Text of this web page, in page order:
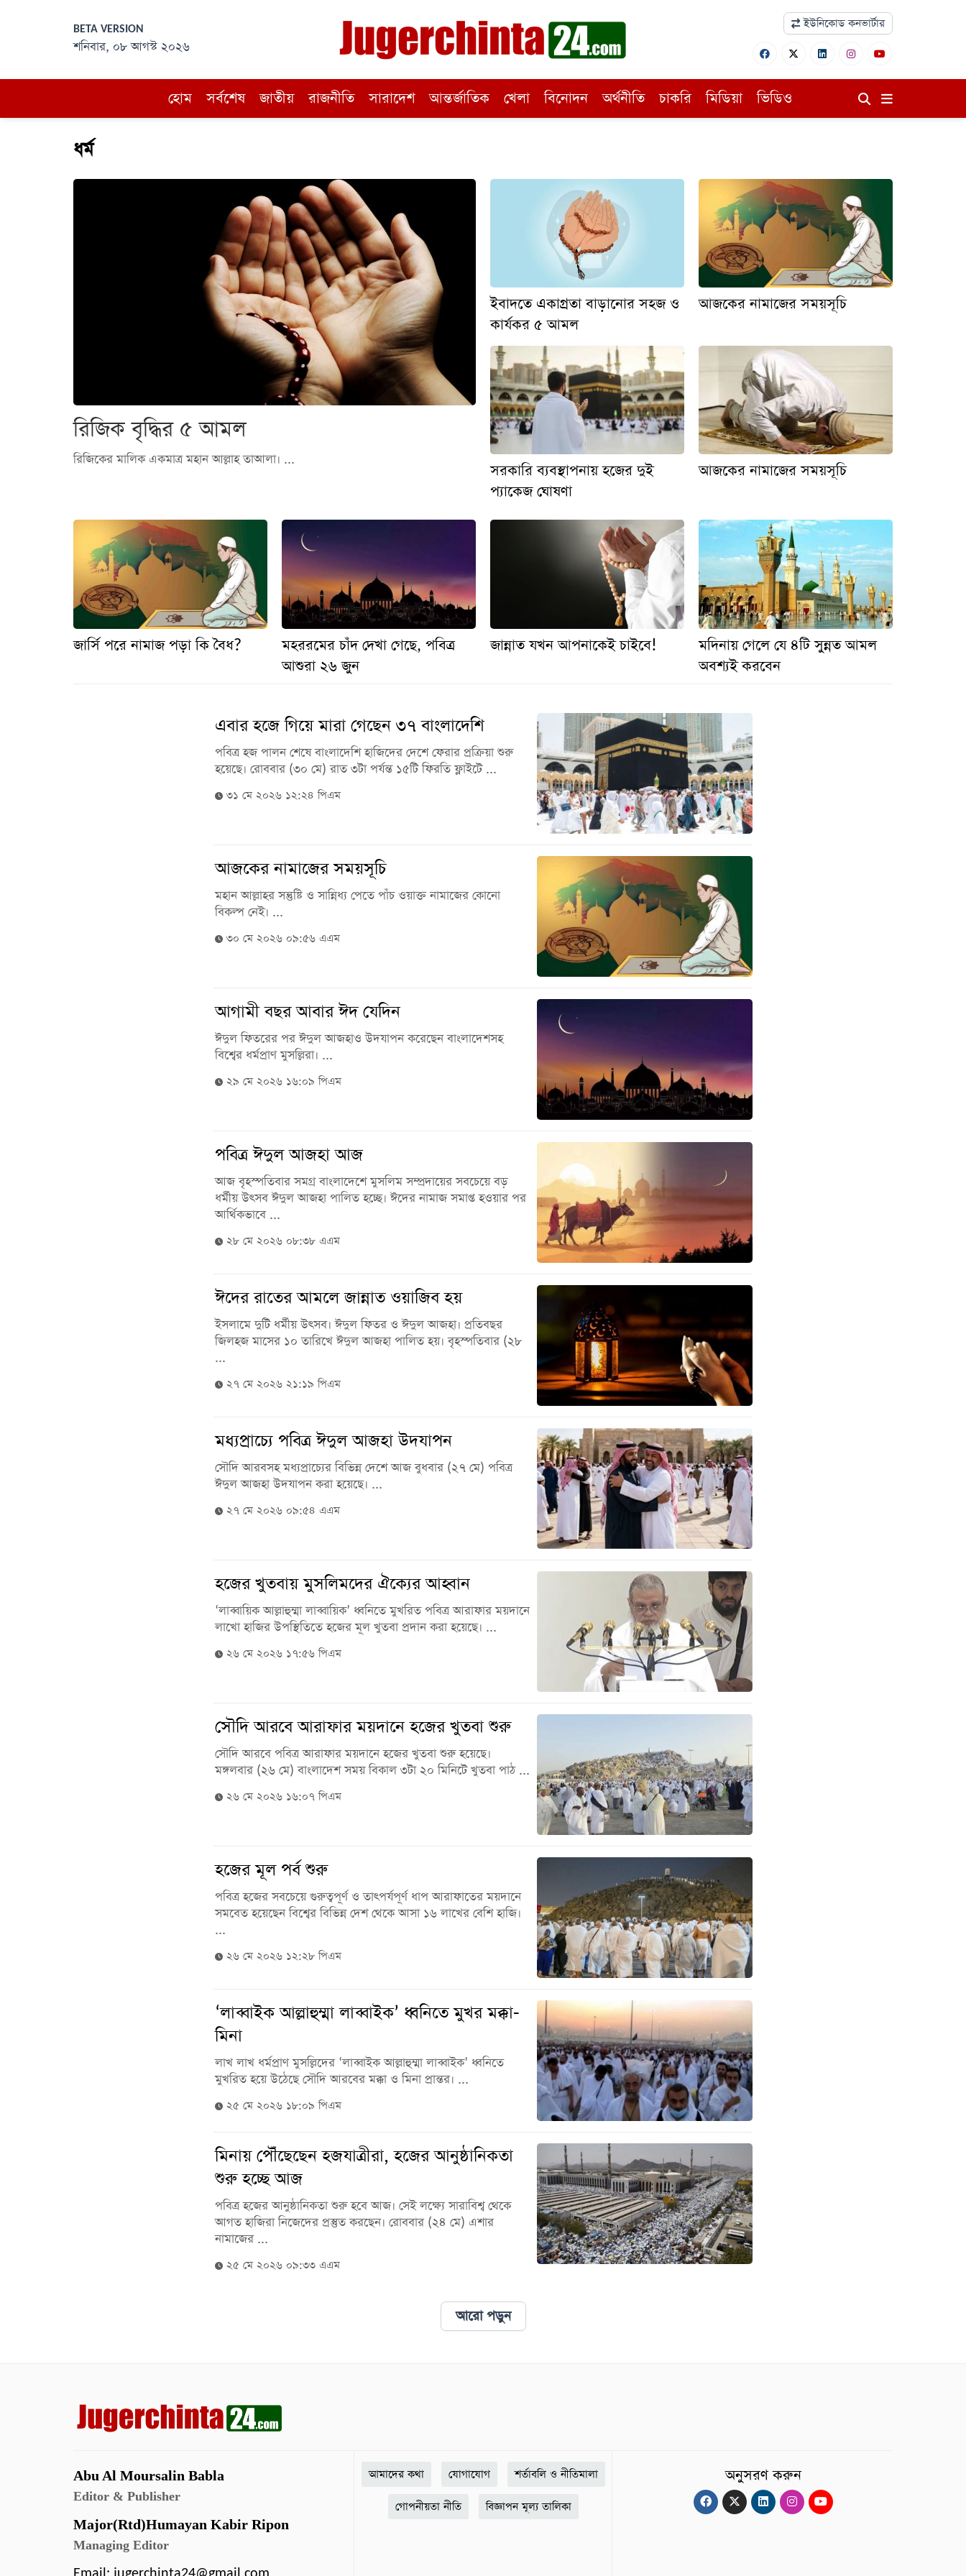
BETA VERSION
শনিবার, ০৮ আগস্ট ২০২৬
ইউনিকোড কনভার্টার
হোম সর্বশেষ জাতীয় রাজনীতি সারাদেশ আন্তর্জাতিক খেলা বিনোদন অর্থনীতি চাকরি মিডিয়া ভিডিও
ধর্ম
রিজিক বৃদ্ধির ৫ আমল
রিজিকের মালিক একমাত্র মহান আল্লাহ তাআলা। ...
ইবাদতে একাগ্রতা বাড়ানোর সহজ ও
কার্যকর ৫ আমল
আজকের নামাজের সময়সূচি
সরকারি ব্যবস্থাপনায় হজের দুই
প্যাকেজ ঘোষণা
আজকের নামাজের সময়সূচি
জার্সি পরে নামাজ পড়া কি বৈধ?
মহররমের চাঁদ দেখা গেছে, পবিত্র
আশুরা ২৬ জুন
জান্নাত যখন আপনাকেই চাইবে!
মদিনায় গেলে যে ৪টি সুন্নত আমল
অবশ্যই করবেন
এবার হজে গিয়ে মারা গেছেন ৩৭ বাংলাদেশি
পবিত্র হজ পালন শেষে বাংলাদেশি হাজিদের দেশে ফেরার প্রক্রিয়া শুরু
হয়েছে। রোববার (৩০ মে) রাত ৩টা পর্যন্ত ১৫টি ফিরতি ফ্লাইটে ...
৩১ মে ২০২৬ ১২:২৪ পিএম
আজকের নামাজের সময়সূচি
মহান আল্লাহর সন্তুষ্টি ও সান্নিধ্য পেতে পাঁচ ওয়াক্ত নামাজের কোনো
বিকল্প নেই। ...
৩০ মে ২০২৬ ০৯:৫৬ এএম
আগামী বছর আবার ঈদ যেদিন
ঈদুল ফিতরের পর ঈদুল আজহাও উদযাপন করেছেন বাংলাদেশসহ
বিশ্বের ধর্মপ্রাণ মুসল্লিরা। ...
২৯ মে ২০২৬ ১৬:০৯ পিএম
পবিত্র ঈদুল আজহা আজ
আজ বৃহস্পতিবার সমগ্র বাংলাদেশে মুসলিম সম্প্রদায়ের সবচেয়ে বড়
ধর্মীয় উৎসব ঈদুল আজহা পালিত হচ্ছে। ঈদের নামাজ সমাপ্ত হওয়ার পর
আর্থিকভাবে ...
২৮ মে ২০২৬ ০৮:৩৮ এএম
ঈদের রাতের আমলে জান্নাত ওয়াজিব হয়
ইসলামে দুটি ধর্মীয় উৎসব। ঈদুল ফিতর ও ঈদুল আজহা। প্রতিবছর
জিলহজ মাসের ১০ তারিখে ঈদুল আজহা পালিত হয়। বৃহস্পতিবার (২৮
...
২৭ মে ২০২৬ ২১:১৯ পিএম
মধ্যপ্রাচ্যে পবিত্র ঈদুল আজহা উদযাপন
সৌদি আরবসহ মধ্যপ্রাচ্যের বিভিন্ন দেশে আজ বুধবার (২৭ মে) পবিত্র
ঈদুল আজহা উদযাপন করা হয়েছে। ...
২৭ মে ২০২৬ ০৯:৫৪ এএম
হজের খুতবায় মুসলিমদের ঐক্যের আহ্বান
‘লাব্বায়িক আল্লাহুম্মা লাব্বায়িক’ ধ্বনিতে মুখরিত পবিত্র আরাফার ময়দানে
লাখো হাজির উপস্থিতিতে হজের মূল খুতবা প্রদান করা হয়েছে। ...
২৬ মে ২০২৬ ১৭:৫৬ পিএম
সৌদি আরবে আরাফার ময়দানে হজের খুতবা শুরু
সৌদি আরবে পবিত্র আরাফার ময়দানে হজের খুতবা শুরু হয়েছে।
মঙ্গলবার (২৬ মে) বাংলাদেশ সময় বিকাল ৩টা ২০ মিনিটে খুতবা পাঠ ...
২৬ মে ২০২৬ ১৬:০৭ পিএম
হজের মূল পর্ব শুরু
পবিত্র হজের সবচেয়ে গুরুত্বপূর্ণ ও তাৎপর্যপূর্ণ ধাপ আরাফাতের ময়দানে
সমবেত হয়েছেন বিশ্বের বিভিন্ন দেশ থেকে আসা ১৬ লাখের বেশি হাজি।
...
২৬ মে ২০২৬ ১২:২৮ পিএম
‘লাব্বাইক আল্লাহুম্মা লাব্বাইক’ ধ্বনিতে মুখর মক্কা-
মিনা
লাখ লাখ ধর্মপ্রাণ মুসল্লিদের ‘লাব্বাইক আল্লাহুম্মা লাব্বাইক’ ধ্বনিতে
মুখরিত হয়ে উঠেছে সৌদি আরবের মক্কা ও মিনা প্রান্তর। ...
২৫ মে ২০২৬ ১৮:০৯ পিএম
মিনায় পৌঁছেছেন হজযাত্রীরা, হজের আনুষ্ঠানিকতা
শুরু হচ্ছে আজ
পবিত্র হজের আনুষ্ঠানিকতা শুরু হবে আজ। সেই লক্ষ্যে সারাবিশ্ব থেকে
আগত হাজিরা নিজেদের প্রস্তুত করছেন। রোববার (২৪ মে) এশার
নামাজের ...
২৫ মে ২০২৬ ০৯:৩৩ এএম
আরো পড়ুন
Abu Al Moursalin Babla
Editor & Publisher
Major(Rtd)Humayan Kabir Ripon
Managing Editor
আমাদের কথা যোগাযোগ শর্তাবলি ও নীতিমালা
গোপনীয়তা নীতি বিজ্ঞাপন মূল্য তালিকা
অনুসরণ করুন